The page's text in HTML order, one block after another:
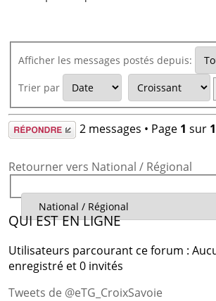
Afficher les messages postés depuis:
Trier par
Répondre 2 messages • Page 1 sur 1
Retourner vers National / Régional
QUI EST EN LIGNE
Utilisateurs parcourant ce forum :
enregistré et 0 invités
Tweets de @eTG_CroixSavoie